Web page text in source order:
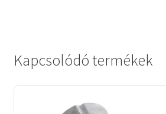
Kapcsolódó termékek